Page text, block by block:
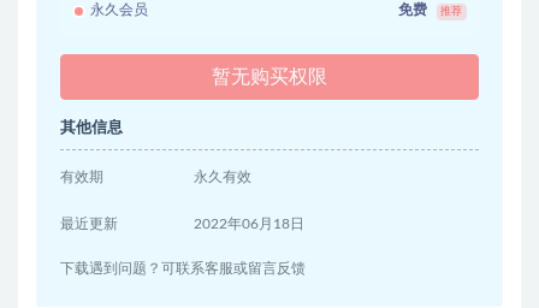
永久会员 免费 推荐
暂无购买权限
其他信息
有效期 永久有效
最近更新 2022年06月18日
下载遇到问题？可联系客服或留言反馈